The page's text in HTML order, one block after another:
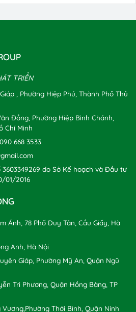
TRIỂN
, Phường Hiệp Phú, Thành Phố Thủ
Đồng, Phường Hiệp Bình Chánh,
Chí Minh
090 668 3533
do Sở Kế hoạch và Đầu tư
01/2016
Ánh, 78 Phố Duy Tân, Cầu Giấy, Hà
Anh, Hà Nội
Giáp, Phường Mỹ An, Quận Ngũ
Tri Phương, Quận Hồng Bàng, TP
Thới Bình, Quận Ninh